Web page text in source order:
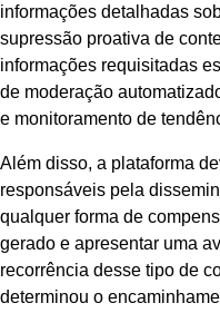
informações detalhadas
supressão proativa de
informações requisitadas
de moderação
e monitoramento de
Além disso, a plataforma
responsáveis pela
qualquer forma de
gerado e apresentar uma
recorrência desse tipo de
determinou o